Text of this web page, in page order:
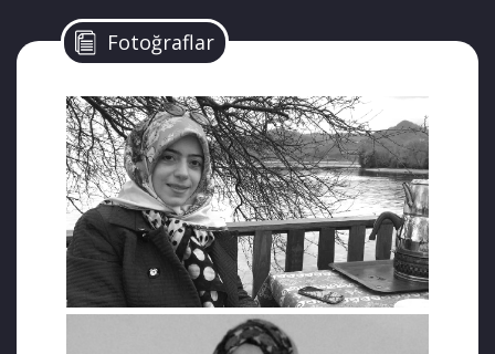
Adı Soyadı:Nesrin Gençosman
Doğum Tarihi:17 Ocak 1988
Cinsiyeti:Kadın
Medeni Durumu:Bekar – Nişanlı
Mesleki:Kur’an Kursu Öğretmeni
Gözaltına Altına Alındığı:Şehir Ordu
Gözaltı Süresi:2 gün
Tutuklanma Tarihi :1 Haziran 2018
Tutuklandığı Şehir:Ordu
Fotoğraflar